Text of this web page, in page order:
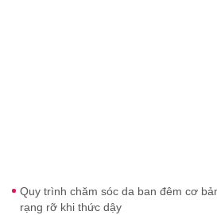
Quy trình chăm sóc da ban đêm cơ
rạng rỡ khi thức dậy